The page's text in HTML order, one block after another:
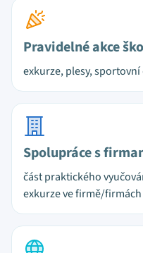
Pravidelné akce
exkurze, plesy,
Spolupráce s
část praktického
exkurze ve firmě/firmách